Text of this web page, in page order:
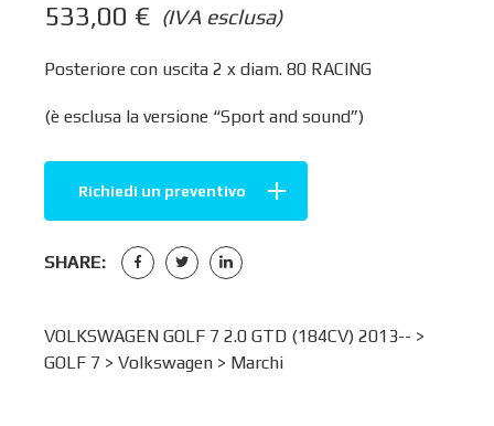
(IVA esclusa)
533,00 €
Posteriore con uscita 2 x diam. 80 RACING
(è esclusa la versione “Sport and sound”)
Richiedi un preventivo
SHARE:
VOLKSWAGEN GOLF 7 2.0 GTD (184CV) 2013-- >
GOLF 7 > Volkswagen > Marchi